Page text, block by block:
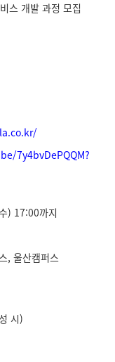
스 개발 과정 모집
7y4bvDePQQM?
) 17:00까지
, 울산캠퍼스
시)